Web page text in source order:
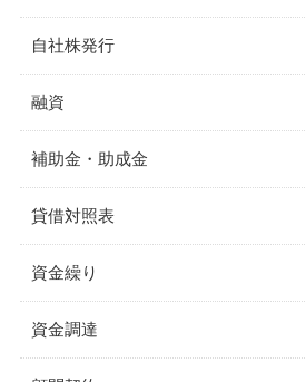
自社株発行
融資
補助金・助成金
貸借対照表
資金繰り
資金調達